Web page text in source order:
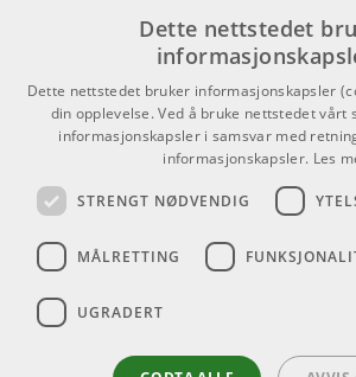
GDPR & Cookies
kjøpe på
skjer
Dette nettstedet
Dette nettstedet bruker informasjonskapsler
din opplevelse. Ved å bruke nettstedet vårt
informasjonskapsler i samsvar med
informasjonskapsler. Les
STRENGT NØDVENDIG
MÅLRETTING
UGRADERT